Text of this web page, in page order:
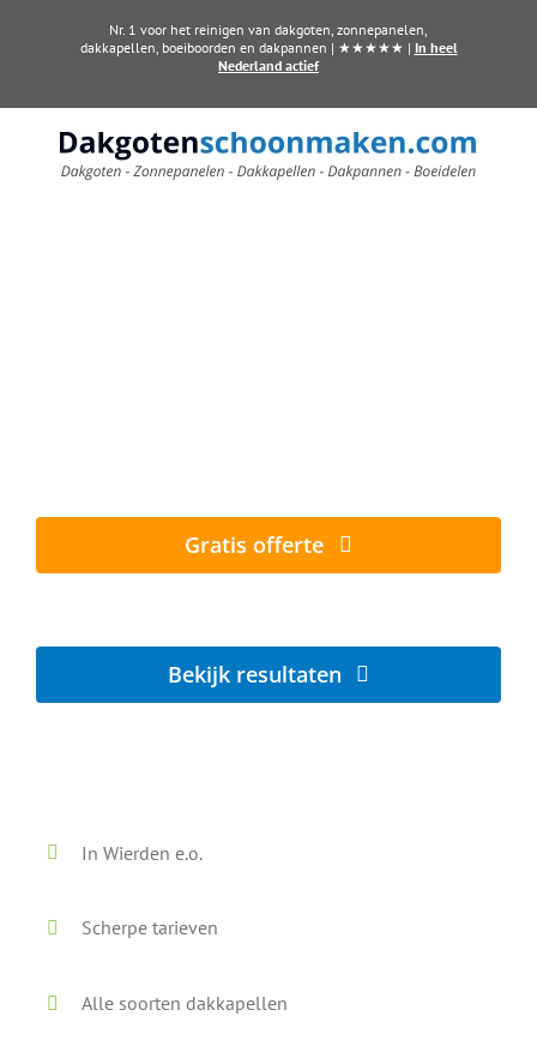
Nr. 1 voor het reinigen van dakgoten, zonnepanelen,
dakkapellen, boeiboorden en dakpannen | ★★★★★ | In heel
Nederland actief
Gratis offerte
Bekijk resultaten
In Wierden e.o.
Scherpe tarieven
Alle soorten dakkapellen